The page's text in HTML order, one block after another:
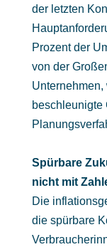
der letzten
Prozent der
von der
beschleunigte
Spürbare
nicht mit
Die
die spürbare